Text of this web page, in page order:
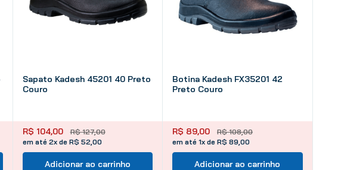
Sapato Kadesh 45201 40 Preto
Couro
R$ 127,00
R$ 104,00
em até 2x de R$ 52,00
Adicionar ao carrinho
Botina Kadesh FX35201 42
Preto Couro
R$ 108,00
R$ 89,00
em até 1x de R$ 89,00
Adicionar ao carrinho